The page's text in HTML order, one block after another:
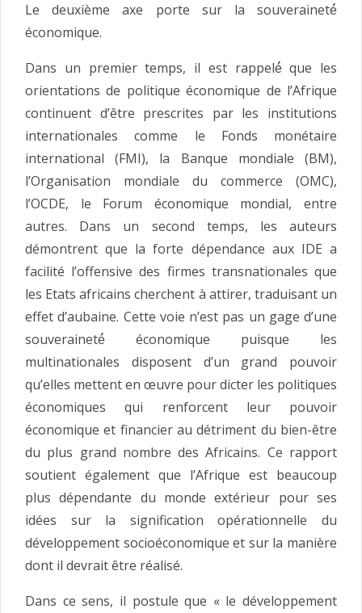
Le deuxième axe porte sur la souveraineté́
économique.
Dans un premier temps, il est rappelé́ que les
orientations de politique économique de l’Afrique
continuent d’être prescrites par les institutions
internationales comme le Fonds monétaire
international (FMI), la Banque mondiale (BM),
l’Organisation mondiale du commerce (OMC),
l’OCDE, le Forum économique mondial, entre
autres. Dans un second temps, les auteurs
démontrent que la forte dépendance aux IDE a
facilité l’offensive des firmes transnationales que
les Etats africains cherchent à attirer, traduisant un
effet d’aubaine. Cette voie n’est pas un gage d’une
souveraineté́ économique puisque les
multinationales disposent d’un grand pouvoir
qu’elles mettent en œuvre pour dicter les politiques
économiques qui renforcent leur pouvoir
économique et financier au détriment du bien-être
du plus grand nombre des Africains. Ce rapport
soutient également que l’Afrique est beaucoup
plus dépendante du monde extérieur pour ses
idées sur la signification opérationnelle du
développement socioéconomique et sur la manière
dont il devrait être réalisé.
Dans ce sens, il postule que « le développement